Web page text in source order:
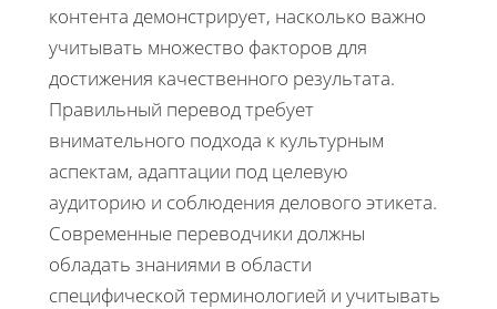
контента демонстрирует, насколько важно
учитывать множество факторов для
достижения качественного результата.
Правильный перевод требует
внимательного подхода к культурным
аспектам, адаптации под целевую
аудиторию и соблюдения делового этикета.
Современные переводчики должны
обладать знаниями в области
специфической терминологией и учитывать